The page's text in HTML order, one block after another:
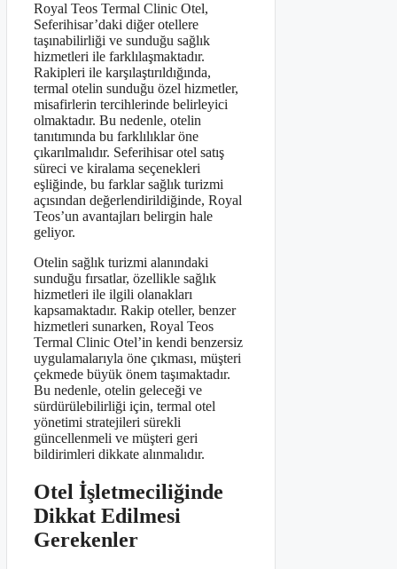
Royal Teos Termal Clinic Otel,
Seferihisar’daki diğer otellere
taşınabilirliği ve sunduğu sağlık
hizmetleri ile farklılaşmaktadır.
Rakipleri ile karşılaştırıldığında,
termal otelin sunduğu özel hizmetler,
misafirlerin tercihlerinde belirleyici
olmaktadır. Bu nedenle, otelin
tanıtımında bu farklılıklar öne
çıkarılmalıdır. Seferihisar otel satış
süreci ve kiralama seçenekleri
eşliğinde, bu farklar sağlık turizmi
açısından değerlendirildiğinde, Royal
Teos’un avantajları belirgin hale
geliyor.
Otelin sağlık turizmi alanındaki
sunduğu fırsatlar, özellikle sağlık
hizmetleri ile ilgili olanakları
kapsamaktadır. Rakip oteller, benzer
hizmetleri sunarken, Royal Teos
Termal Clinic Otel’in kendi benzersiz
uygulamalarıyla öne çıkması, müşteri
çekmede büyük önem taşımaktadır.
Bu nedenle, otelin geleceği ve
sürdürülebilirliği için, termal otel
yönetimi stratejileri sürekli
güncellenmeli ve müşteri geri
bildirimleri dikkate alınmalıdır.
Otel İşletmeciliğinde
Dikkat Edilmesi
Gerekenler